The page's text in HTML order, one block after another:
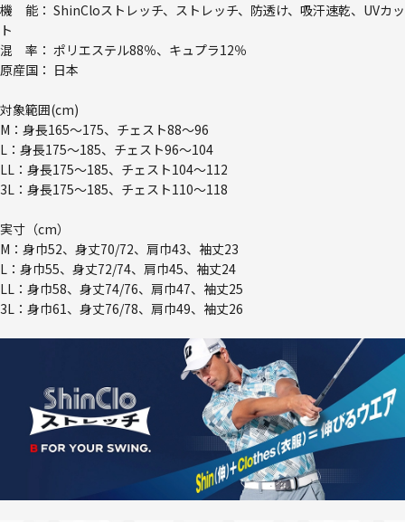
機 能： ShinCloストレッチ、ストレッチ、防透け、吸汗速乾、UVカッ
ト
混 率： ポリエステル88％、キュプラ12％
原産国： 日本
対象範囲(cm)
M：身長165～175、チェスト88～96
L：身長175～185、チェスト96～104
LL：身長175～185、チェスト104～112
3L：身長175～185、チェスト110～118
実寸（cm）
M：身巾52、身丈70/72、肩巾43、袖丈23
L：身巾55、身丈72/74、肩巾45、袖丈24
LL：身巾58、身丈74/76、肩巾47、袖丈25
3L：身巾61、身丈76/78、肩巾49、袖丈26